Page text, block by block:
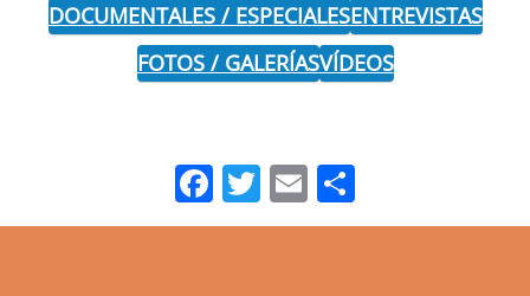
DOCUMENTALES / ESPECIALESENTREVISTAS
FOTOS / GALERÍASVÍDEOS
Facebook
Twitter
Email